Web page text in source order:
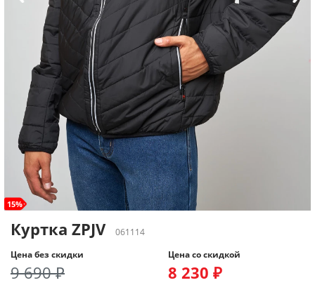
15%
Куртка ZPJV
061114
Цена без скидки
9 690 ₽
Цена со скидкой
8 230 ₽